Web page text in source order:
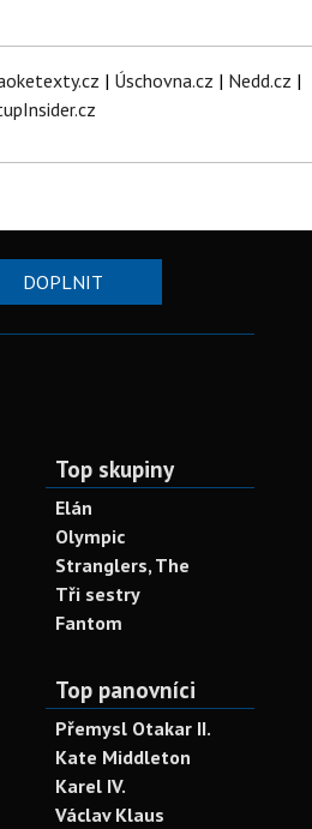
| Úschovna.cz | Nedd.cz |
DOPLNIT
Top skupiny
Elán
Olympic
Stranglers, The
Tři sestry
Fantom
Top panovníci
Přemysl Otakar II.
Kate Middleton
Karel IV.
Václav Klaus